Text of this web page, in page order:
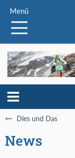
Menü
Dies und Das
News